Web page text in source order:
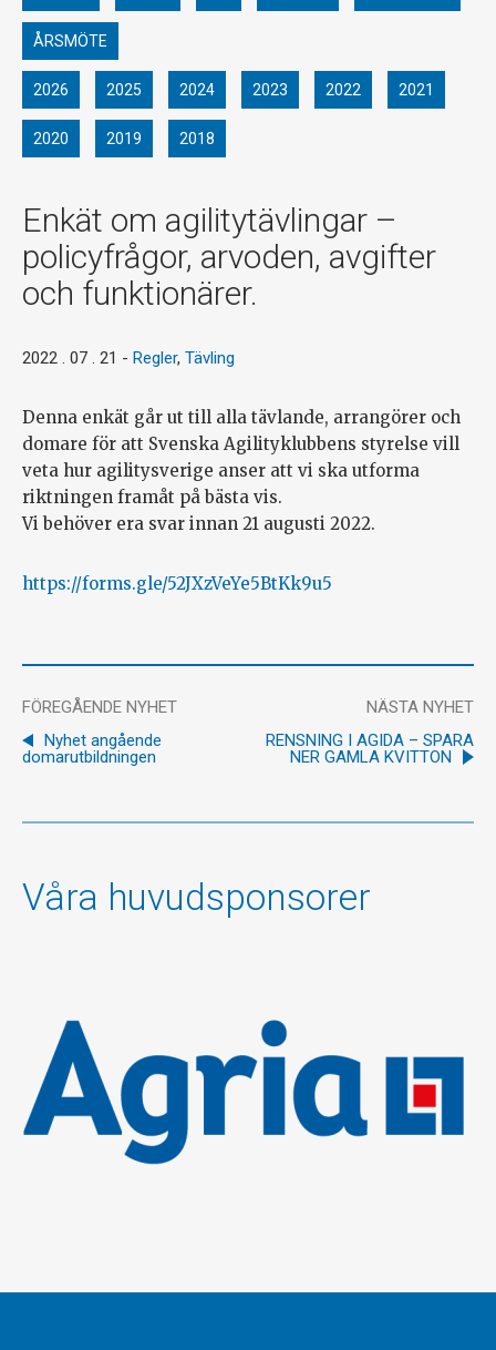
ÅRSMÖTE
2026 2025 2024 2023 2022 2021
2020 2019 2018
Enkät om agilitytävlingar –
policyfrågor, arvoden, avgifter
och funktionärer.
2022 . 07 . 21 - Regler, Tävling
Denna enkät går ut till alla tävlande, arrangörer och
domare för att Svenska Agilityklubbens styrelse vill
veta hur agilitysverige anser att vi ska utforma
riktningen framåt på bästa vis.
Vi behöver era svar innan 21 augusti 2022.
https://forms.gle/52JXzVeYe5BtKk9u5
FÖREGÅENDE NYHET
Nyhet angående
domarutbildningen
NÄSTA NYHET
RENSNING I AGIDA – SPARA
NER GAMLA KVITTON
Våra huvudsponsorer